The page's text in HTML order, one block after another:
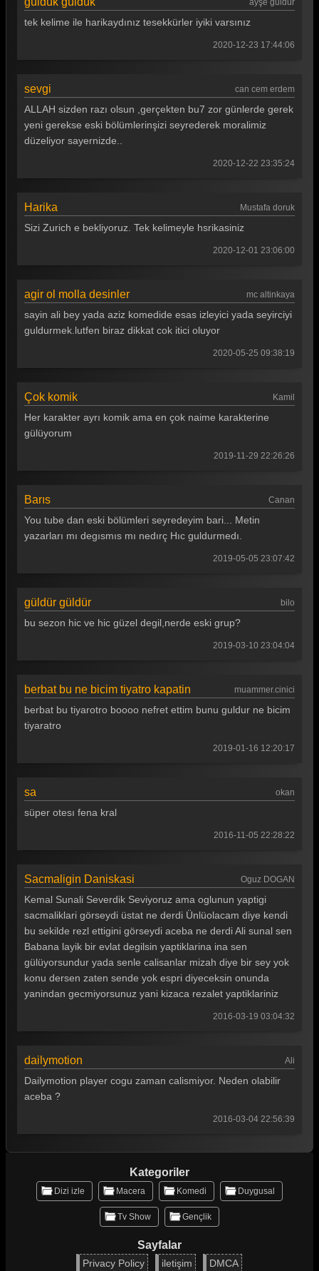
Güldür güldür 142. Bölüm
Güldür güldür 139. Bölüm
Güldür güldür 138. Bölüm
Güldür güldür 137. Bölüm
Güldür güldür 134. Bölüm
Güldür güldür 131. Bölüm
Güldür güldür 130. Bölüm
Güldür güldür 127. Bölüm
Güldür güldür 123. Bölüm
Güldür güldür 122. Bölüm
Güldür güldür 119. Bölüm
Güldür güldür 116. Bölüm
Güldür güldür 115. Bölüm
Güldür güldür 111. Bölüm
Güldür güldür 108. Bölüm
Güldür güldür 107. Bölüm
Güldür güldür 106. Bölüm
Güldür güldür 105. Bölüm
Güldür güldür 104. Bölüm
Güldür güldür 101. Bölüm
Güldür güldür 100. Bölüm
Güldür güldür 97. Bölüm
Güldür güldür 96. Bölüm
Güldür güldür 95. Bölüm
Güldür güldür 94. Bölüm
ayşe güldür
tek kelime ile harikaydınız tesekkürler iyiki varsınız
2020-12-23 17:44:06
sevgi can cem erdem
ALLAH sizden razı olsun ,gerçekten bu7 zor günlerde gerek
yeni gerekse eski bölümlerinşizi seyrederek moralimiz
düzeliyor sayernizde..
2020-12-22 23:35:24
Harika Mustafa doruk
Sizi Zurich e bekliyoruz. Tek kelimeyle hsrikasiniz
2020-12-01 23:06:00
agir ol molla desinler mc altinkaya
sayin ali bey yada aziz komedide esas izleyici yada seyirciyi
guldurmek.lutfen biraz dikkat cok itici oluyor
2020-05-25 09:38:19
Çok komik Kamil
Her karakter ayrı komik ama en çok naime karakterine
gülüyorum
2019-11-29 22:26:26
Barıs Canan
You tube dan eski bölümleri seyredeyim bari... Metin
yazarları mı degısmıs mı nedırç Hıc guldurmedı.
2019-05-05 23:07:42
güldür güldür bilo
bu sezon hic ve hic güzel degil,nerde eski grup?
2019-03-10 23:04:04
berbat bu ne bicim tiyatro kapatin muammer.cinici
berbat bu tiyarotro boooo nefret ettim bunu guldur ne bicim
tiyaratro
2019-01-16 12:20:17
sa okan
süper otesı fena kral
2016-11-05 22:28:22
Sacmaligin Daniskasi Oguz DOGAN
Kemal Sunali Severdik Seviyoruz ama oglunun yaptigi
sacmaliklari görseydi üstat ne derdi Ünlüolacam diye kendi
bu sekilde rezl ettigini görseydi aceba ne derdi Ali sunal sen
Babana layik bir evlat degilsin yaptiklarina ina sen
gülüyorsundur yada senle calisanlar mizah diye bir sey yok
konu dersen zaten sende yok espri diyeceksin onunda
yanindan gecmiyorsunuz yani kizaca rezalet yaptiklariniz
2016-03-19 03:04:32
dailymotion Ali
Dailymotion player cogu zaman calismiyor. Neden olabilir
aceba ?
2016-03-04 22:56:39
Kategoriler
Dizi izle Macera Komedi Duygusal
Tv Show Gençlik
Sayfalar
Privacy Policy iletişim DMCA